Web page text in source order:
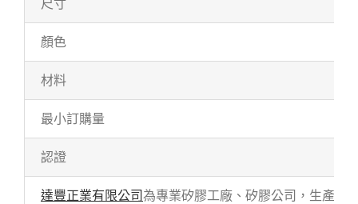
尺寸
顏色
材料
最小訂購量
認證
達豐正業有限公司為專業矽膠工廠、矽膠公司，生產各